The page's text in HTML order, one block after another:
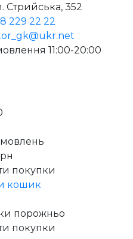
Стрийська, 352
229 22 22
11:00-20:00
покупки
кошик
порожньо
покупки